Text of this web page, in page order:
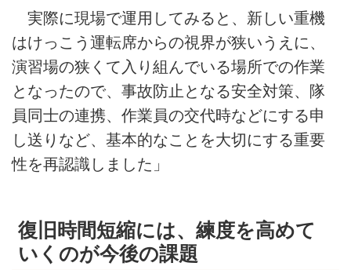
実際に現場で運用してみると、新しい重機
はけっこう運転席からの視界が狭いうえに、
演習場の狭くて入り組んでいる場所での作業
となったので、事故防止となる安全対策、隊
員同士の連携、作業員の交代時などにする申
し送りなど、基本的なことを大切にする重要
性を再認識しました」
復旧時間短縮には、練度を高めて
いくのが今後の課題